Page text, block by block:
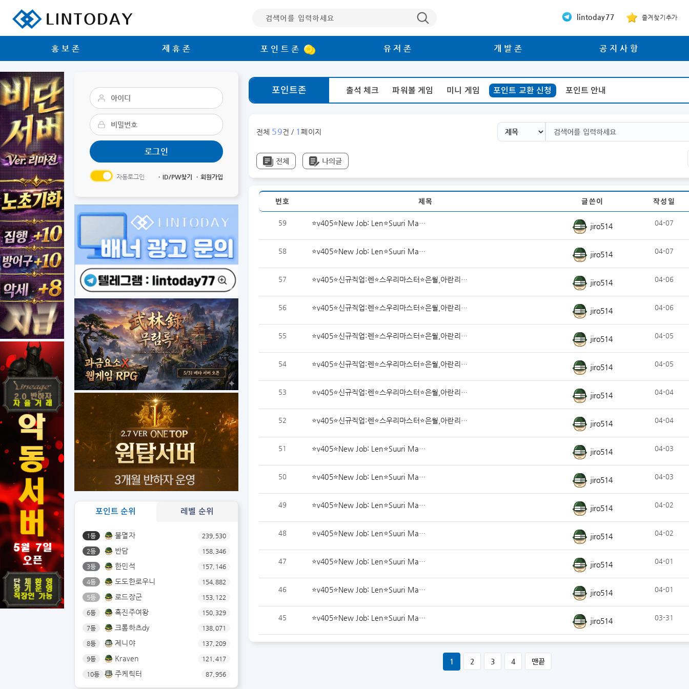
lintoday77 즐겨찾기추가
홍보존 제휴존 포인트존 유저존 개발존 공지사항
자동로그인 ㆍID/PW찾기 ㆍ회원가입
포인트 순위 레벨 순위
1등 불멸자 239,530
2등 반담 158,346
3등 한민석 157,146
4등 도도한로우니 154,882
5등 로드장군 153,122
6등 흑진주여왕 150,329
7등 크롬하츠dy 138,071
8등 제니야 137,209
9등 Kraven 121,417
10등 주케릭터 87,956
포인트존 출석 체크 파워볼 게임 미니 게임 포인트 교환 신청 포인트 안내
전체 59건 / 1페이지
전체 나의글
번호 제목 글쓴이 작성일
59 ⭐️v405⭐️New Job: Len⭐️Suuri Ma… jiro514 04-07
58 ⭐️v405⭐️New Job: Len⭐️Suuri Ma… jiro514 04-07
57 ⭐️v405⭐️신규직업:렌⭐️스우리마스터⭐️은월,아란리… jiro514 04-06
56 ⭐️v405⭐️신규직업:렌⭐️스우리마스터⭐️은월,아란리… jiro514 04-06
55 ⭐️v405⭐️신규직업:렌⭐️스우리마스터⭐️은월,아란리… jiro514 04-05
54 ⭐️v405⭐️신규직업:렌⭐️스우리마스터⭐️은월,아란리… jiro514 04-05
53 ⭐️v405⭐️신규직업:렌⭐️스우리마스터⭐️은월,아란리… jiro514 04-04
52 ⭐️v405⭐️신규직업:렌⭐️스우리마스터⭐️은월,아란리… jiro514 04-04
51 ⭐️v405⭐️New Job: Len⭐️Suuri Ma… jiro514 04-03
50 ⭐️v405⭐️New Job: Len⭐️Suuri Ma… jiro514 04-03
49 ⭐️v405⭐️New Job: Len⭐️Suuri Ma… jiro514 04-02
48 ⭐️v405⭐️New Job: Len⭐️Suuri Ma… jiro514 04-02
47 ⭐️v405⭐️New Job: Len⭐️Suuri Ma… jiro514 04-01
46 ⭐️v405⭐️New Job: Len⭐️Suuri Ma… jiro514 04-01
45 ⭐️v405⭐️New Job: Len⭐️Suuri Ma… jiro514 03-31
1 2 3 4 맨끝